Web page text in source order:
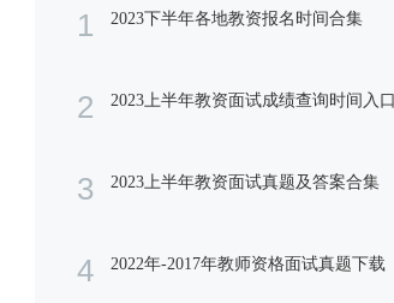
1 2023下半年各地教资报名时间合集
2 2023上半年教资面试成绩查询时间入口
3 2023上半年教资面试真题及答案合集
4 2022年-2017年教师资格面试真题下载